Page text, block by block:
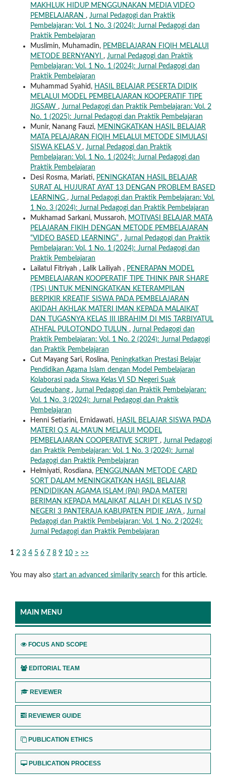
MAKHLUK HIDUP MENGGUNAKAN MEDIA VIDEO
PEMBELAJARAN , Jurnal Pedagogi dan Praktik
Pembelajaran: Vol. 1 No. 3 (2024): Jurnal Pedagogi dan
Praktik Pembelajaran
Muslimin, Muhamadin, PEMBELAJARAN FIQIH MELALUI
METODE BERNYANYI , Jurnal Pedagogi dan Praktik
Pembelajaran: Vol. 1 No. 1 (2024): Jurnal Pedagogi dan
Praktik Pembelajaran
Muhammad Syahid, HASIL BELAJAR PESERTA DIDIK
MELALUI MODEL PEMBELAJARAN KOOPERATIF TIPE
JIGSAW , Jurnal Pedagogi dan Praktik Pembelajaran: Vol. 2
No. 1 (2025): Jurnal Pedagogi dan Praktik Pembelajaran
Munir, Nanang Fauzi, MENINGKATKAN HASIL BELAJAR
MATA PELAJARAN FIQIH MELALUI METODE SIMULASI
SISWA KELAS V , Jurnal Pedagogi dan Praktik
Pembelajaran: Vol. 1 No. 1 (2024): Jurnal Pedagogi dan
Praktik Pembelajaran
Desi Rosma, Mariati, PENINGKATAN HASIL BELAJAR
SURAT AL HUJURAT AYAT 13 DENGAN PROBLEM BASED
LEARNING , Jurnal Pedagogi dan Praktik Pembelajaran: Vol.
1 No. 3 (2024): Jurnal Pedagogi dan Praktik Pembelajaran
Mukhamad Sarkani, Mussaroh, MOTIVASI BELAJAR MATA
PELAJARAN FIKIH DENGAN METODE PEMBELAJARAN
“VIDEO BASED LEARNING” , Jurnal Pedagogi dan Praktik
Pembelajaran: Vol. 1 No. 1 (2024): Jurnal Pedagogi dan
Praktik Pembelajaran
Lailatul Fitriyah , Lalik Lailiyah , PENERAPAN MODEL
PEMBELAJARAN KOOPERATIF TIPE THINK PAIR SHARE
(TPS) UNTUK MENINGKATKAN KETERAMPILAN
BERPIKIR KREATIF SISWA PADA PEMBELAJARAN
AKIDAH AKHLAK MATERI IMAN KEPADA MALAIKAT
DAN TUGASNYA KELAS III IBRAHIM DI MIS TARBIYATUL
ATHFAL PULOTONDO TULUN , Jurnal Pedagogi dan
Praktik Pembelajaran: Vol. 1 No. 2 (2024): Jurnal Pedagogi
dan Praktik Pembelajaran
Cut Mayang Sari, Roslina, Peningkatkan Prestasi Belajar
Pendidikan Agama Islam dengan Model Pembelajaran
Kolaborasi pada Siswa Kelas VI SD Negeri Suak
Geudeubang , Jurnal Pedagogi dan Praktik Pembelajaran:
Vol. 1 No. 3 (2024): Jurnal Pedagogi dan Praktik
Pembelajaran
Henni Setiarini, Ernidawati, HASIL BELAJAR SISWA PADA
MATERI Q.S AL-MA’UN MELALUI MODEL
PEMBELAJARAN COOPERATIVE SCRIPT , Jurnal Pedagogi
dan Praktik Pembelajaran: Vol. 1 No. 3 (2024): Jurnal
Pedagogi dan Praktik Pembelajaran
Helmiyati, Rosdiana, PENGGUNAAN METODE CARD
SORT DALAM MENINGKATKAN HASIL BELAJAR
PENDIDIKAN AGAMA ISLAM (PAI) PADA MATERI
BERIMAN KEPADA MALAIKAT ALLAH DI KELAS IV SD
NEGERI 3 PANTERAJA KABUPATEN PIDIE JAYA , Jurnal
Pedagogi dan Praktik Pembelajaran: Vol. 1 No. 2 (2024):
Jurnal Pedagogi dan Praktik Pembelajaran
1 2 3 4 5 6 7 8 9 10 > >>
You may also start an advanced similarity search for this article.
MAIN MENU
FOCUS AND SCOPE
EDITORIAL TEAM
REVIEWER
REVIEWER GUIDE
PUBLICATION ETHICS
PUBLICATION PROCESS